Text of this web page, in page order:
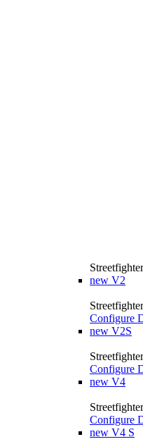
Streetfighter
new V2
Configure
new V2S
Configure
new V4
Configure
new V4 S